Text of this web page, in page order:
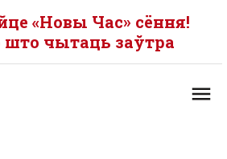
«Новы Час» сёння!
чытаць заўтра